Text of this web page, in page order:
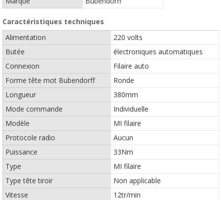
Caractéristiques techniques
Alimentation
220 volts
Butée
électroniques automatiques
Connexion
Filaire auto
Forme tête mot Bubendorff
Ronde
Longueur
380mm
Mode commande
Individuelle
Modèle
MI filaire
Protocole radio
Aucun
Puissance
33Nm
Type
MI filaire
Type tête tiroir
Non applicable
Vitesse
12tr/min